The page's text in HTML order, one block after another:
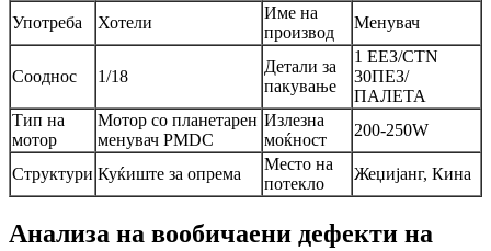
Употреба
Хотели
Име на
производ
Менувач
Сооднос 1/18
Детали за
пакување
1 ЕЕЗ/CTN
30ПЕЗ/
ПАЛЕТА
Тип на
мотор
Мотор со планетарен
менувач PMDC
Излезна
моќност
200-250W
Структури Куќиште за опрема
Место на
потекло
Жеџијанг, Кина
Анализа на вообичаени дефекти на